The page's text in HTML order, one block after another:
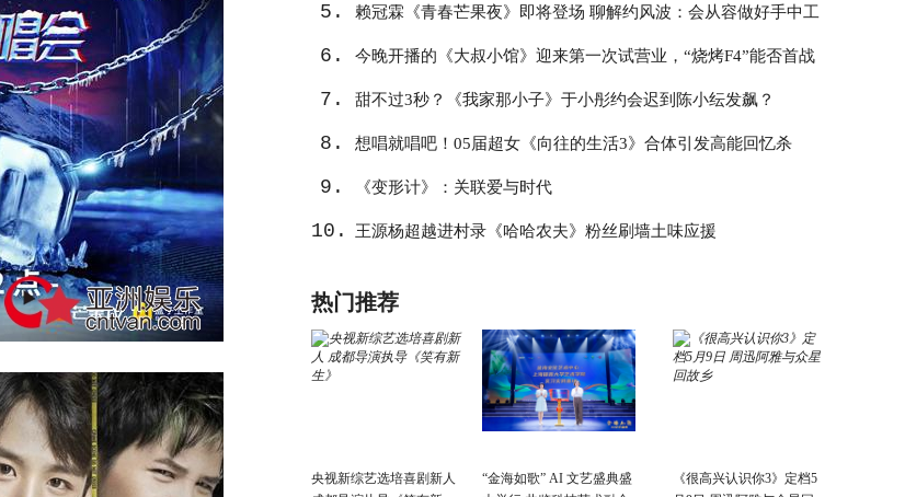
心
5. 赖冠霖《青春芒果夜》即将登场 聊解约风波：会从容做好手中工
作
6. 今晚开播的《大叔小馆》迎来第一次试营业，“烧烤F4”能否首战
告捷？
7. 甜不过3秒？《我家那小子》于小彤约会迟到陈小纭发飙？
8. 想唱就唱吧！05届超女《向往的生活3》合体引发高能回忆杀
9. 《变形计》：关联爱与时代
10. 王源杨超越进村录《哈哈农夫》粉丝刷墙土味应援
热门推荐
央视新综艺选培喜剧新人
“金海如歌” AI 文艺盛典盛
《很高兴认识你3》定档5